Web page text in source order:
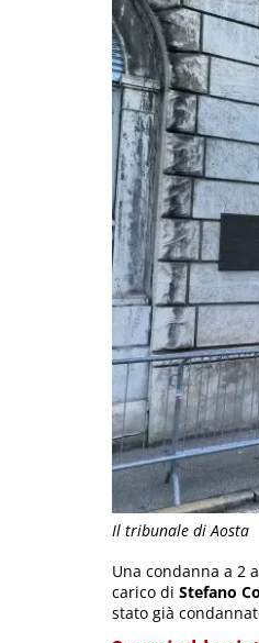
Il tribunale di Aosta
Una condanna a 2
carico di Stefano
stato già